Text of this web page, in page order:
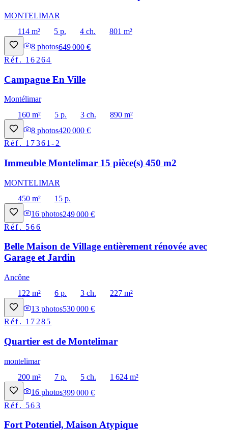
MONTELIMAR
114 m²
5 p. 4 ch.
801 m²
8 photos649 000 €
Réf. 16264
Campagne En Ville
Montélimar
160 m²
5 p. 3 ch.
890 m²
8 photos420 000 €
Réf. 17361-2
Immeuble Montelimar 15 pièce(s) 450 m2
MONTELIMAR
450 m²
15 p.
16 photos249 000 €
Réf. 566
Belle Maison de Village entièrement rénovée avec
Garage et Jardin
Ancône
122 m²
6 p. 3 ch.
227 m²
13 photos530 000 €
Réf. 17285
Quartier est de Montelimar
montelimar
200 m²
7 p. 5 ch.
1 624 m²
16 photos399 000 €
Réf. 563
Fort Potentiel, Maison Atypique